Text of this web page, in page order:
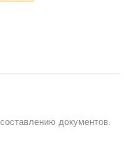
документов.